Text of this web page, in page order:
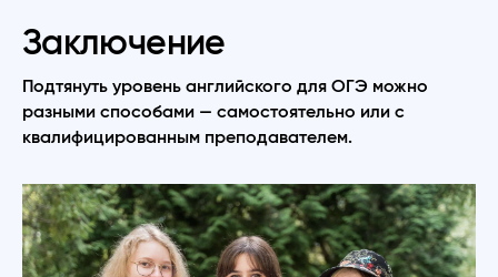
Заключение
Подтянуть уровень английского для ОГЭ можно
разными способами — самостоятельно или с
квалифицированным преподавателем.